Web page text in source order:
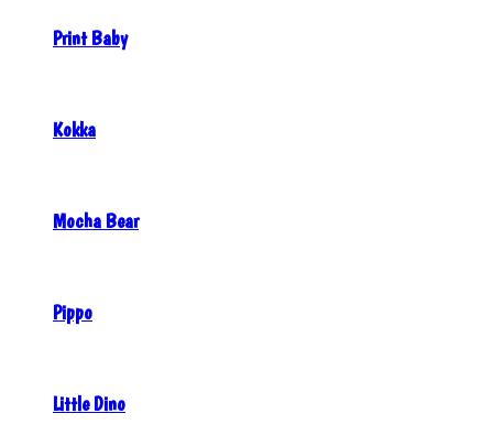
Print Baby
Kokka
Mocha Bear
Pippo
Little Dino